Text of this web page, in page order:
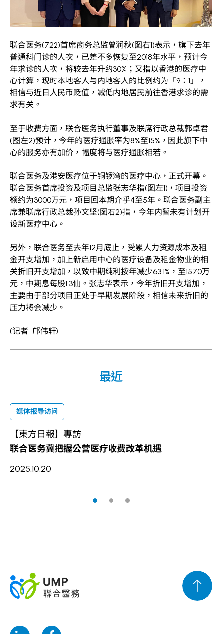
联合医务(722)首席商务总监曾润秋(图右1)表示，旗下去年
普通科门诊的人次，已差不多恢复至2018年水平，预计今
年求诊的人次，将较去年升约30%；又指以香港的医疗中
心计算，现时本地客人与内地客人的比例约为「9：1」，
相信与近日人民币贬值，减低内地居民前往香港求诊的需
求有关。
至于收费方面，联合医务执行董事及联席行政总裁郭卓君
(图左2)预计，今年的医疗通胀率为8%至15%，因此旗下中
心的服务亦有加价，幅度将与医疗通胀相若。
联合医务及港安医疗位于铜锣湾的医疗中心，正式开幕。
联合医务首席投资及项目总监张志华指(图左1)，项目投资
额约为3000万元，项目回本期介乎4至5年。联合医务副主
席兼联席行政总裁孙文坚(图右2)指，今年内暂未有计划开
设新医疗中心。
另外，联合医务至去年12月底止，受累人力资源成本及租
金开支增加，加上新启用中心的医疗设备及租金物业的相
关折旧开支增加，以致中期纯利按年减少63.1%，至1570万
元，中期息每股1.3仙。张志华表示，今年折旧开支增加，
主要由于部分项目正处于早期发展阶段，相信未来折旧的
压力将会减少。
(记者 邝伟轩)
最近
媒体报导访问
【東方日報】專訪
联合医务冀把握公营医疗收费改革机遇
2025.10.20